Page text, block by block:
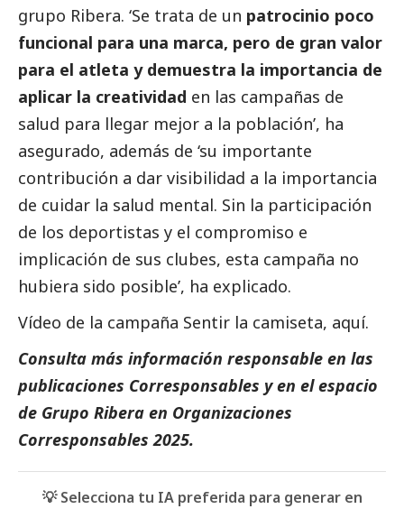
grupo Ribera. ‘Se trata de un patrocinio poco
funcional para una marca, pero de gran valor
para el atleta y demuestra la importancia de
aplicar la creatividad en las campañas de
salud para llegar mejor a la población’, ha
asegurado, además de ‘su importante
contribución a dar visibilidad a la importancia
de cuidar la salud mental. Sin la participación
de los deportistas y el compromiso e
implicación de sus clubes, esta campaña no
hubiera sido posible’, ha explicado.
Vídeo de la campaña Sentir la camiseta, aquí.
Consulta más información responsable en las
publicaciones Corresponsables y en el espacio
de Grupo Ribera en Organizaciones
Corresponsables 2025.
💡 Selecciona tu IA preferida para generar en